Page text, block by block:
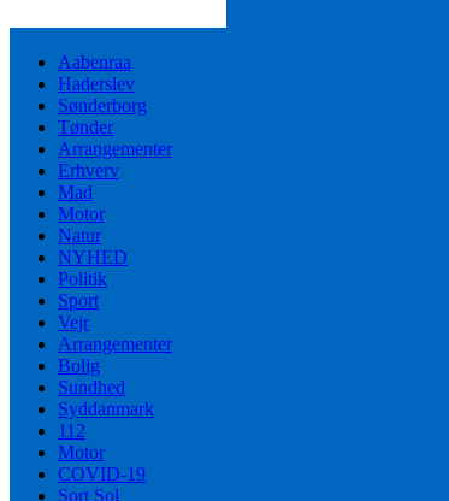
Aabenraa
Haderslev
Sønderborg
Tønder
Arrangementer
Erhverv
Mad
Motor
Natur
NYHED
Politik
Sport
Vejr
Arrangementer
Bolig
Sundhed
Syddanmark
112
Motor
COVID-19
Sort Sol